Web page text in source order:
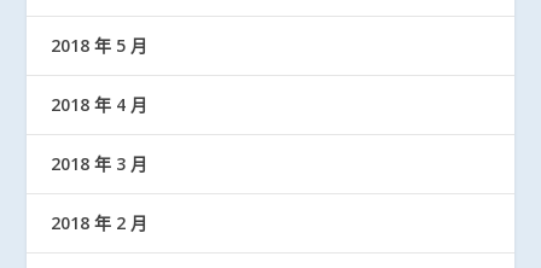
2018 年 5 月
2018 年 4 月
2018 年 3 月
2018 年 2 月